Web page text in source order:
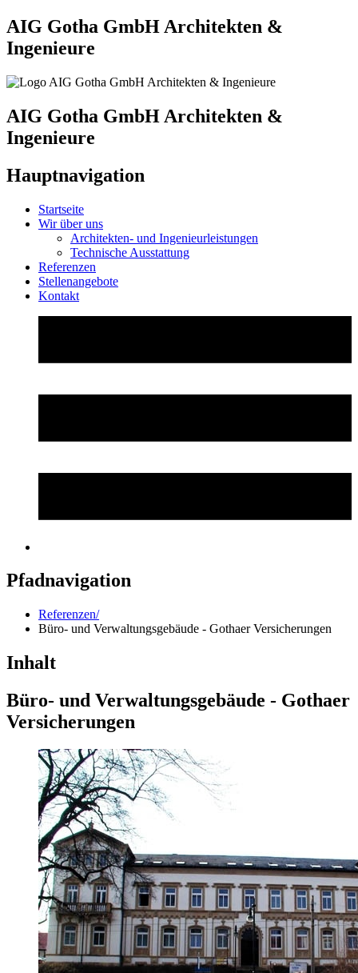
AIG Gotha GmbH Architekten &
Ingenieure
AIG Gotha GmbH Architekten &
Ingenieure
Hauptnavigation
Startseite
Wir über uns
Architekten- und Ingenieurleistungen
Technische Ausstattung
Referenzen
Stellenangebote
Kontakt
Pfadnavigation
Referenzen/
Büro- und Verwaltungsgebäude - Gothaer Versicherungen
Inhalt
Büro- und Verwaltungsgebäude - Gothaer
Versicherungen